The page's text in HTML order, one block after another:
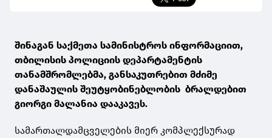
შინაგან საქმეთა სამინისტროს ინფორმაციით,
თბილისის პოლიციის დეპარტამენტის
თანამშრომლებმა, განსაკუთრებით მძიმე
დანაშაულის შეუტყობინებლობის ბრალდებით
გიორგი მალანია დააკავეს.
სამართალდამცველების მიერ კომპლექსურად